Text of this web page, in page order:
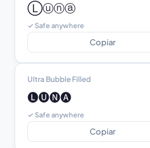
Ⓛⓤⓝⓐ
✓ Safe anywhere
Copiar
Ultra Bubble Filled
🅛🅤🅝🅐
✓ Safe anywhere
Copiar